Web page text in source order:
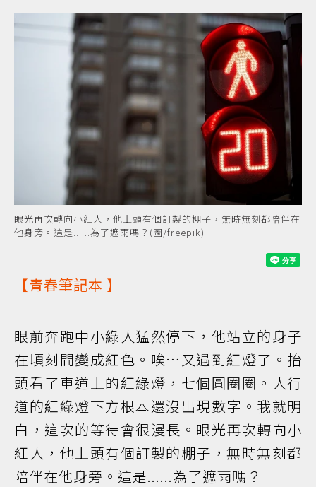
眼光再次轉向小紅人，他上頭有個訂製的棚子，無時無刻都陪伴在
他身旁。這是......為了遮雨嗎？(圖/freepik)
【青春筆記本 】
眼前奔跑中小綠人猛然停下，他站立的身子
在頃刻間變成紅色。唉…又遇到紅燈了。抬
頭看了車道上的紅綠燈，七個圓圈圈。人行
道的紅綠燈下方根本還沒出現數字。我就明
白，這次的等待會很漫長。眼光再次轉向小
紅人，他上頭有個訂製的棚子，無時無刻都
陪伴在他身旁。這是......為了遮雨嗎？